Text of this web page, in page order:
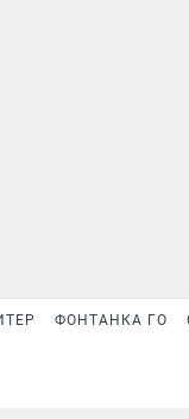
ФОНТАНКА ГО